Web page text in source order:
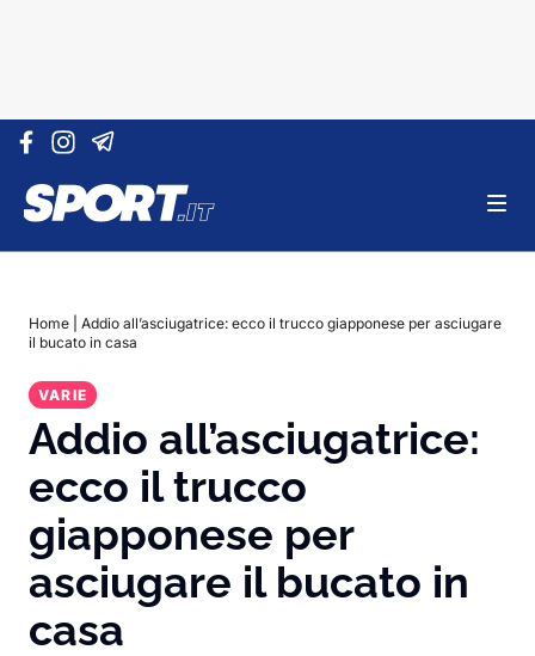
Vai al contenuto
Home
Addio all’asciugatrice: ecco il trucco giapponese per asciugare
il bucato in casa
VARIE
Addio all’asciugatrice:
ecco il trucco
giapponese per
asciugare il bucato in
casa